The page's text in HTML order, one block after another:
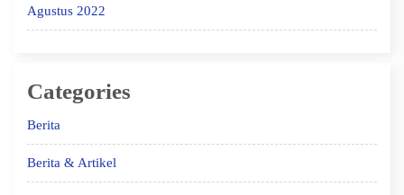
Agustus 2022
Categories
Berita
Berita & Artikel